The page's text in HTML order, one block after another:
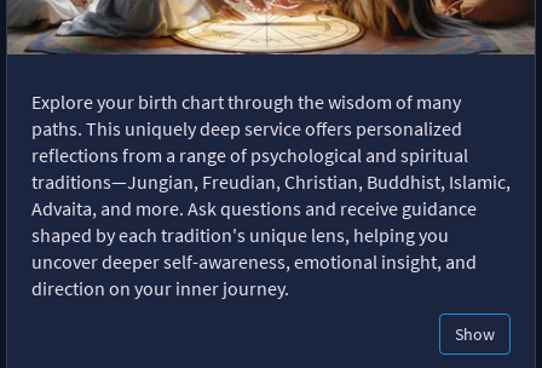
Explore your birth chart through the wisdom of many
paths. This uniquely deep service offers personalized
reflections from a range of psychological and spiritual
traditions—Jungian, Freudian, Christian, Buddhist, Islamic,
Advaita, and more. Ask questions and receive guidance
shaped by each tradition's unique lens, helping you
uncover deeper self-awareness, emotional insight, and
direction on your inner journey.
Show